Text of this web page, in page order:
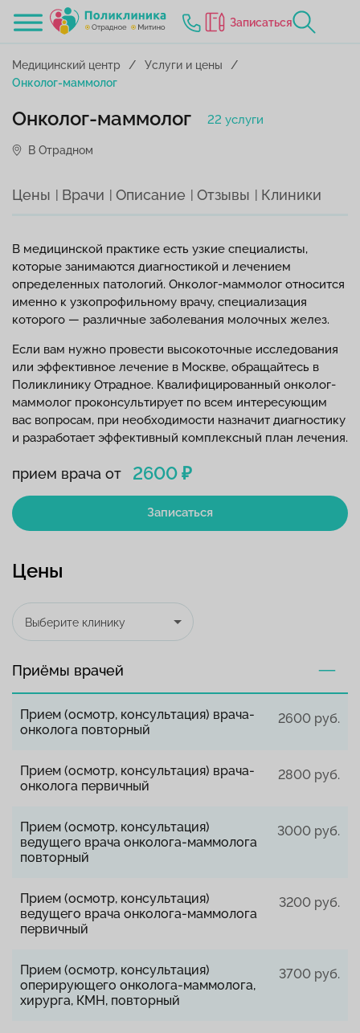
Записаться
Медицинский центр
Услуги и цены
Онколог-маммолог
прием врача от 2600 ₽
Записаться
Онколог-маммолог 22 услуги
В Отрадном
Цены Врачи Описание Отзывы Клиники
В медицинской практике есть узкие специалисты,
которые занимаются диагностикой и лечением
определенных патологий. Онколог-маммолог относится
именно к узкопрофильному врачу, специализация
которого — различные заболевания молочных желез.
Если вам нужно провести высокоточные исследования
или эффективное лечение в Москве, обращайтесь в
Поликлинику Отрадное. Квалифицированный онколог-
маммолог проконсультирует по всем интересующим
вас вопросам, при необходимости назначит диагностику
и разработает эффективный комплексный план лечения.
Цены
Выберите клинику
Приёмы врачей
Прием (осмотр, консультация) врача-
онколога повторный
2600 руб.
Прием (осмотр, консультация) врача-
онколога первичный
2800 руб.
Прием (осмотр, консультация)
ведущего врача онколога-маммолога
повторный
3000 руб.
Прием (осмотр, консультация)
ведущего врача онколога-маммолога
первичный
3200 руб.
Прием (осмотр, консультация)
оперирующего онколога-маммолога,
хирурга, КМН, повторный
3700 руб.